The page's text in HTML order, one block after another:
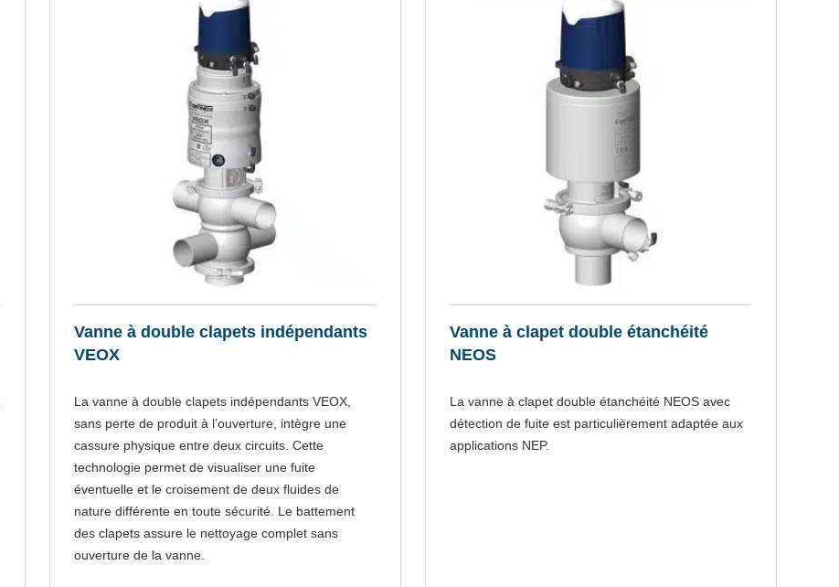
Vanne à double clapets indépendants
VEOX
La vanne à double clapets indépendants VEOX,
sans perte de produit à l’ouverture, intègre une
cassure physique entre deux circuits. Cette
technologie permet de visualiser une fuite
éventuelle et le croisement de deux fluides de
nature différente en toute sécurité. Le battement
des clapets assure le nettoyage complet sans
ouverture de la vanne.
Vanne à clapet double étanchéité
NEOS
La vanne à clapet double étanchéité NEOS avec
détection de fuite est particulièrement adaptée aux
applications NEP.